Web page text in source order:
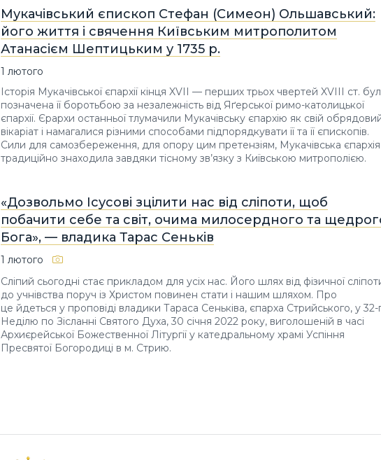
Мукачівський єпископ Стефан (Симеон) Ольшавський:
його життя і свячення Київським митрополитом
Атанасієм Шептицьким у 1735 р.
1 лютого
Історія Мукачівської єпархії кінця XVII — перших трьох чвертей XVIII ст.
позначена її боротьбою за незалежність від Яґерської римо-католицької
єпархії. Єрархи останньої тлумачили Мукачівську єпархію як свій
вікаріат і намагалися різними способами підпорядкувати її та її єпископів.
Сили для самозбереження, для опору цим претензіям, Мукачівська єпархія
традиційно знаходила завдяки тісному зв’язку з Київською митрополією.
«Дозвольмо Ісусові зцілити нас від сліпоти, щоб
побачити себе та світ, очима милосердного та
Бога», — владика Тарас Сеньків
1 лютого
Сліпий сьогодні стає прикладом для усіх нас. Його шлях від фізичної
до учнівства поруч із Христом повинен стати і нашим шляхом. Про
це йдеться у проповіді владики Тараса Сеньківа, єпарха Стрийського, у 32-
Неділю по Зісланні Святого Духа, 30 січня 2022 року, виголошеній в часі
Архиєрейської Божественної Літургії у катедральному храмі Успіння
Пресвятої Богородиці в м. Стрию.